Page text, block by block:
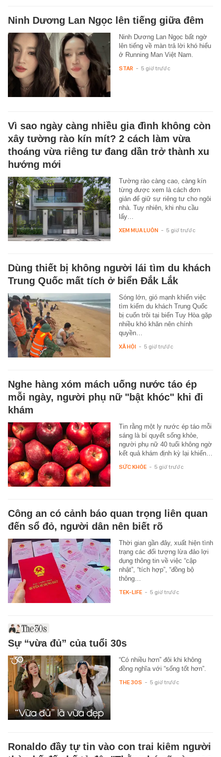
Ninh Dương Lan Ngọc lên tiếng giữa đêm
Ninh Dương Lan Ngọc bất ngờ
lên tiếng về màn trả lời khó hiểu
ở Running Man Việt Nam.
STAR - 5 giờ trước
Vì sao ngày càng nhiều gia đình không còn
xây tường rào kín mít? 2 cách làm vừa
thoáng vừa riêng tư đang dần trở thành xu
hướng mới
Tường rào càng cao, càng kín
từng được xem là cách đơn
giản để giữ sự riêng tư cho ngôi
nhà. Tuy nhiên, khi nhu cầu
lấy…
XEM MUA LUÔN - 5 giờ trước
Dùng thiết bị không người lái tìm du khách
Trung Quốc mất tích ở biển Đắk Lắk
Sóng lớn, gió mạnh khiến việc
tìm kiếm du khách Trung Quốc
bị cuốn trôi tại biển Tuy Hòa gặp
nhiều khó khăn nên chính
quyền…
XÃ HỘI - 5 giờ trước
Nghe hàng xóm mách uống nước táo ép
mỗi ngày, người phụ nữ "bật khóc" khi đi
khám
Tin rằng một ly nước ép táo mỗi
sáng là bí quyết sống khỏe,
người phụ nữ 40 tuổi không ngờ
kết quả khám định kỳ lại khiến…
SỨC KHỎE - 5 giờ trước
Công an có cảnh báo quan trọng liên quan
đến sổ đỏ, người dân nên biết rõ
Thời gian gần đây, xuất hiện tình
trạng các đối tượng lừa đảo lợi
dụng thông tin về việc “cập
nhật”, “tích hợp”, “đồng bộ
thông…
TEK-LIFE - 5 giờ trước
Sự “vừa đủ” của tuổi 30s
“Có nhiều hơn” đôi khi không
đồng nghĩa với “sống tốt hơn”.
THE 30S - 5 giờ trước
Ronaldo đầy tự tin vào con trai kiêm người